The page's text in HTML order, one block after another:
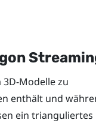
Modelle zu
enthält und
ein trianguliertes